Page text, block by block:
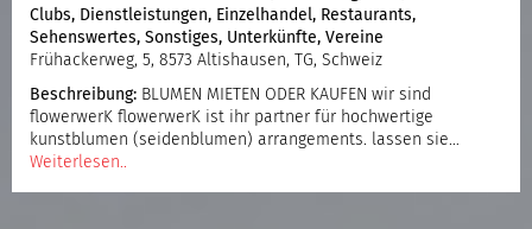
Clubs, Dienstleistungen, Einzelhandel, Restaurants,
Sehenswertes, Sonstiges, Unterkünfte, Vereine
Frühackerweg, 5, 8573 Altishausen, TG, Schweiz
Beschreibung: BLUMEN MIETEN ODER KAUFEN wir sind
flowerwerK flowerwerK ist ihr partner für hochwertige
kunstblumen (seidenblumen) arrangements. lassen sie…
Weiterlesen..